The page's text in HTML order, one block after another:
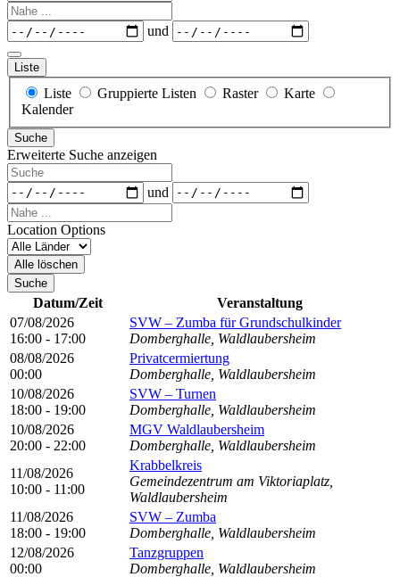
Nahe
...Daten und
Liste
Anzeigetyp
für
Liste Gruppierte Listen Raster
Karte
Kalender
Suche
Erweiterte Suche anzeigen
Suche
Daten
und
Nahe
...
Location Options
Land
Alle löschen
Suche
Datum/Zeit
Veranstaltung
07/08/2026
16:00 - 17:00
SVW – Zumba für Grundschulkinder
Domberghalle, Waldlaubersheim
08/08/2026
00:00
Privatcermiertung
Domberghalle, Waldlaubersheim
10/08/2026
18:00 - 19:00
SVW – Turnen
Domberghalle, Waldlaubersheim
10/08/2026
20:00 - 22:00
MGV Waldlaubersheim
Domberghalle, Waldlaubersheim
11/08/2026
10:00 - 11:00
Krabbelkreis
Gemeindezentrum am Viktoriaplatz,
Waldlaubersheim
11/08/2026
18:00 - 19:00
SVW – Zumba
Domberghalle, Waldlaubersheim
12/08/2026
00:00
Tanzgruppen
Domberghalle, Waldlaubersheim